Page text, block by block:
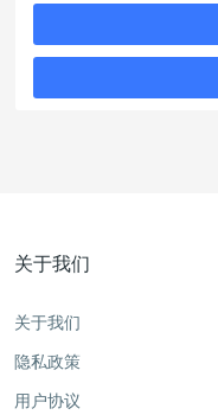
关于我们
关于我们
隐私政策
用户协议